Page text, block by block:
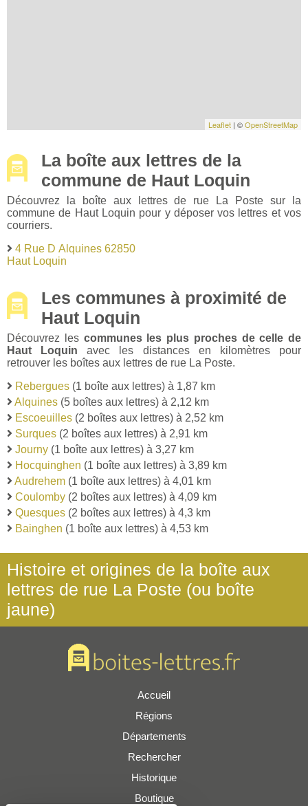
Leaflet | ©OpenStreetMap
La boîte aux lettres de la
commune de Haut Loquin
Découvrez la boîte aux lettres de rue La Poste sur la
commune de Haut Loquin pour y déposer vos lettres et vos
courriers.
4 Rue D Alquines 62850
Haut Loquin
Les communes à proximité de
Haut Loquin
Découvrez les communes les plus proches de celle de
Haut Loquin avec les distances en kilomètres pour
retrouver les boîtes aux lettres de rue La Poste.
Rebergues (1 boîte aux lettres) à 1,87 km
Alquines (5 boîtes aux lettres) à 2,12 km
Escoeuilles (2 boîtes aux lettres) à 2,52 km
Surques (2 boîtes aux lettres) à 2,91 km
Journy (1 boîte aux lettres) à 3,27 km
Hocquinghen (1 boîte aux lettres) à 3,89 km
Audrehem (1 boîte aux lettres) à 4,01 km
Coulomby (2 boîtes aux lettres) à 4,09 km
Quesques (2 boîtes aux lettres) à 4,3 km
Bainghen (1 boîte aux lettres) à 4,53 km
Histoire et origines de la boîte aux
lettres de rue La Poste (ou boîte
jaune)
Accueil
Régions
Départements
Rechercher
Historique
Boutique